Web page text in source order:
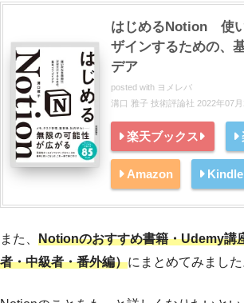
はじめるNotion 使
ザインするための、
デア
posted with ヨメレバ
溝口 雅子 技術評論社 2022年07月
楽天ブックス
Amazon Kindle
また、 Notionのおすすめ書籍・Udemy講
者・中級者・番外編）にまとめてみました